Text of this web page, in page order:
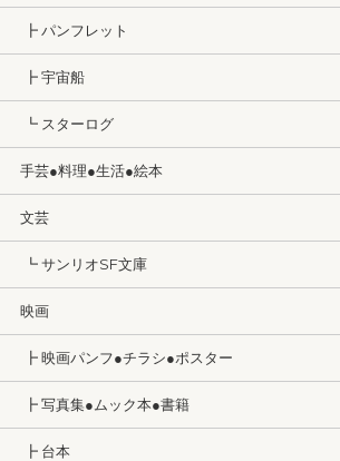
┣ パンフレット
┣ 宇宙船
┗ スターログ
手芸●料理●生活●絵本
文芸
┗ サンリオSF文庫
映画
┣ 映画パンフ●チラシ●ポスター
┣ 写真集●ムック本●書籍
┣ 台本